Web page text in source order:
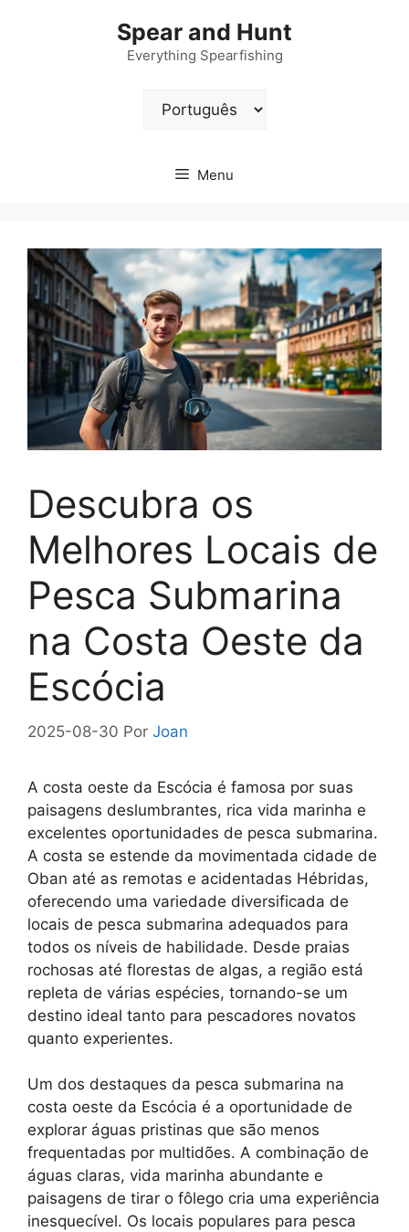
Spear and Hunt
Everything Spearfishing
Escolha
Menu
Descubra os
Melhores Locais de
Pesca Submarina
na Costa Oeste da
Escócia
2025-08-30 Por Joan
A costa oeste da Escócia é famosa por suas
paisagens deslumbrantes, rica vida marinha e
excelentes oportunidades de pesca submarina.
A costa se estende da movimentada cidade de
Oban até as remotas e acidentadas Hébridas,
oferecendo uma variedade diversificada de
locais de pesca submarina adequados para
todos os níveis de habilidade. Desde praias
rochosas até florestas de algas, a região está
repleta de várias espécies, tornando-se um
destino ideal tanto para pescadores novatos
quanto experientes.
Um dos destaques da pesca submarina na
costa oeste da Escócia é a oportunidade de
explorar águas pristinas que são menos
frequentadas por multidões. A combinação de
águas claras, vida marinha abundante e
paisagens de tirar o fôlego cria uma experiência
inesquecível. Os locais populares para pesca